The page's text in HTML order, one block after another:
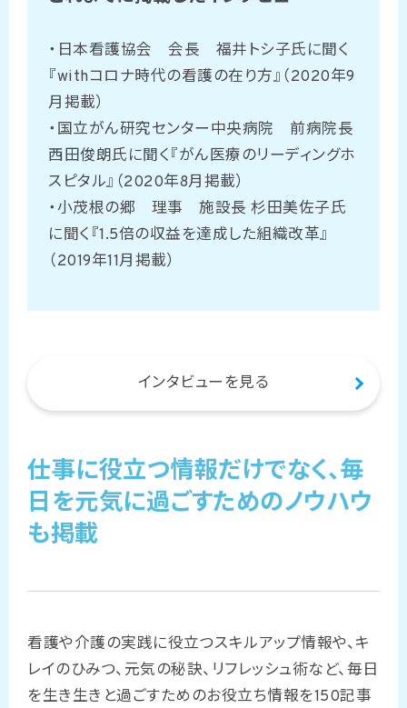
・日本看護協会 会長 福井トシ子氏に聞く
『withコロナ時代の看護の在り方』（2020年9
月掲載）
・国立がん研究センター中央病院 前病院長
西田俊朗氏に聞く『がん医療のリーディングホ
スピタル』（2020年8月掲載）
・小茂根の郷 理事 施設長 杉田美佐子氏
に聞く『1.5倍の収益を達成した組織改革』
（2019年11月掲載）
インタビューを見る
仕事に役立つ情報だけでなく、毎
日を元気に過ごすためのノウハウ
も掲載
看護や介護の実践に役立つスキルアップ情報や、キ
レイのひみつ、元気の秘訣、リフレッシュ術など、毎日
を生き生きと過ごすためのお役立ち情報を150記事